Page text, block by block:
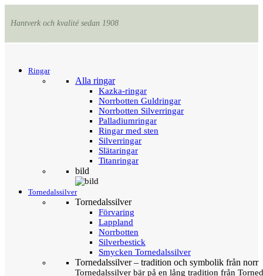
Hantverk och kvalité sedan 1908
Ringar
Alla ringar
Kazka-ringar
Norrbotten Guldringar
Norrbotten Silverringar
Palladiumringar
Ringar med sten
Silverringar
Slätaringar
Titanringar
bild
Tornedalssilver
Tornedalssilver
Förvaring
Lappland
Norrbotten
Silverbestick
Smycken Tornedalssilver
Tornedalssilver – tradition och symbolik från norr
Tornedalssilver bär på en lång tradition från